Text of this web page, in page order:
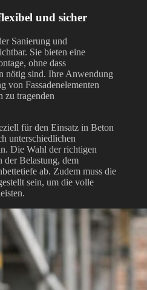
und sicher
Sanierung und
Sie bieten eine
ohne dass
nötig sind. Ihre Anwendung
von Fassadenelementen
zu tragenden
für den Einsatz in Beton
unterschiedlichen
Die Wahl der richtigen
der Belastung, dem
ab. Zudem muss die
sein, um die volle